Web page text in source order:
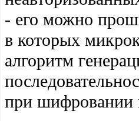
- его можно
в которых
алгоритм
при шифровании